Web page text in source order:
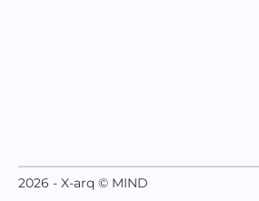
2026 - X-arq © MIND